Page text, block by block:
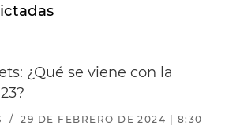
¿Qué se viene con la
/
29 DE FEBRERO DE 2024 | 8:30